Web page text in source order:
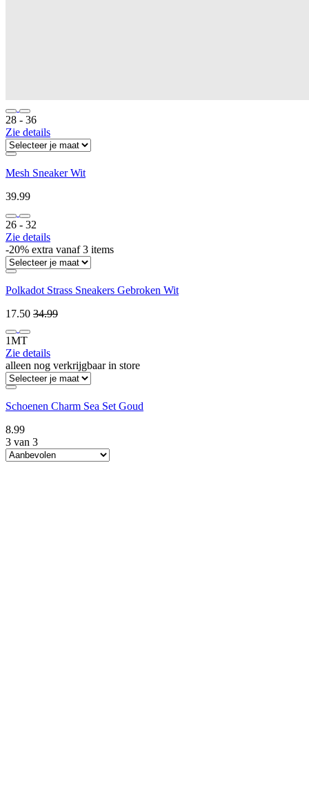
28 ‐ 36
Zie details
Mesh Sneaker Wit
39.99
26 ‐ 32
Zie details
-20% extra vanaf 3 items
Polkadot Strass Sneakers Gebroken Wit
17.50 34.99
1MT
Zie details
alleen nog verkrijgbaar in store
Schoenen Charm Sea Set Goud
8.99
3 van 3